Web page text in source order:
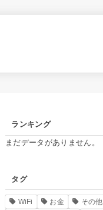
ランキング
まだデータがありません。
タグ
WiFi お金 その他